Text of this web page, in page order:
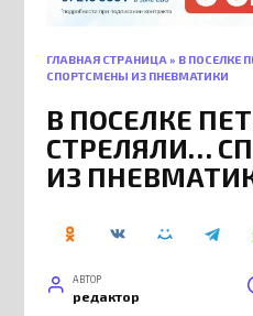
ГЛАВНАЯ СТРАНИЦА » В ПОСЕЛКЕ
СПОРТСМЕНЫ ИЗ ПНЕВМАТИКИ
В ПОСЕЛКЕ
СТРЕЛЯЛИ…
ИЗ
АВТОР
редактор